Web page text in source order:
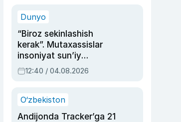
Dunyo
“Biroz sekinlashish
kerak”. Mutaxassislar
insoniyat sun’iy
intellektni boshqara
olmay qolishidan xavotir
12:40 / 04.08.2026
O‘zbekiston
Andijonda Tracker’ga 21